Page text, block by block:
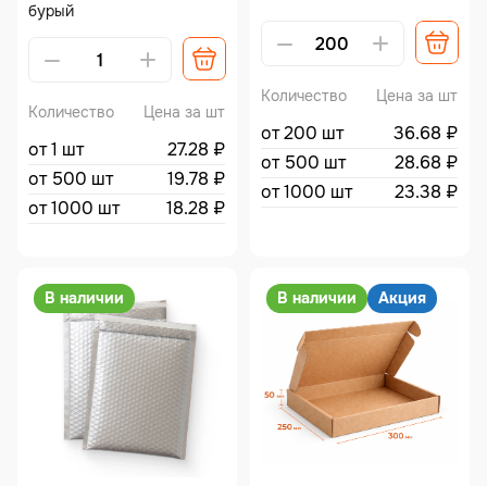
бурый
Alternative:
Количество Цена за шт
от 1 шт 27.28 ₽
от 500 шт
19.78 ₽
от 1000 шт
18.28 ₽
Alternative:
Количество Цена за шт
от 200 шт 36.68 ₽
от 500 шт
28.68 ₽
от 1000 шт
23.38 ₽
В наличии В наличии Акция